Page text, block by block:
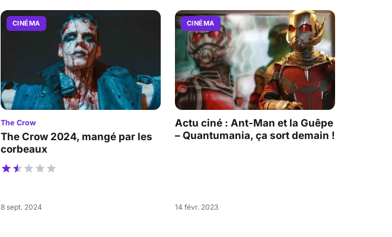
CINÉMA
The Crow
The Crow 2024, mangé par les
corbeaux
8 sept. 2024
CINÉMA
Actu ciné : Ant-Man et la Guêpe
– Quantumania, ça sort demain !
14 févr. 2023